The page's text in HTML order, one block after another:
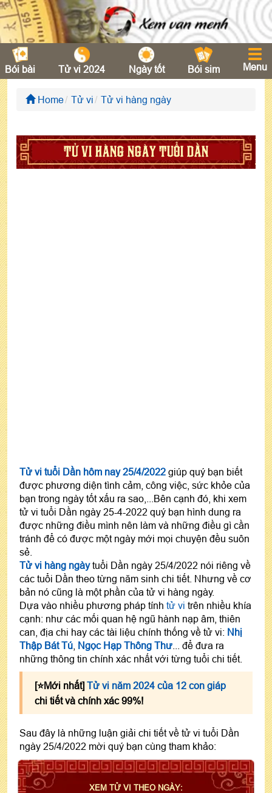
Bói bài Tử vi 2024 Ngày tốt Bói sim Menu
Home Tử vi Tử vi hàng ngày
TỬ VI HÀNG NGÀY TUỔI DẦN
Tử vi tuổi Dần hôm nay 25/4/2022 giúp quý bạn biết
được phương diện tình cảm, công việc, sức khỏe của
bạn trong ngày tốt xấu ra sao,...Bên cạnh đó, khi xem
tử vi tuổi Dần ngày 25-4-2022 quý bạn hình dung ra
được những điều mình nên làm và những điều gì cần
tránh để có được một ngày mới mọi chuyện đều suôn
sẻ.
Tử vi hàng ngàytuổi Dần ngày 25/4/2022 nói riêng về
các tuổi Dần theo từng năm sinh chi tiết. Nhưng về cơ
bản nó cũng là một phần của tử vi hàng ngày.
Dựa vào nhiều phương pháp tính tử vi trên nhiều khía
cạnh: như các mối quan hệ ngũ hành nạp âm, thiên
can, địa chi hay các tài liệu chính thống về tử vi: Nhị
Thập Bát Tú Ngọc Hạp Thông Thư ... để đưa ra
những thông tin chính xác nhất với từng tuổi chi tiết.
[⭐️Mới nhất] Tử vi năm 2024 của 12 con giáp
chi tiết và chính xác 99%!
Sau đây là những luận giải chi tiết về tử vi tuổi Dần
ngày 25/4/2022 mời quý bạn cùng tham khảo:
XEM TỬ VI THEO NGÀY: